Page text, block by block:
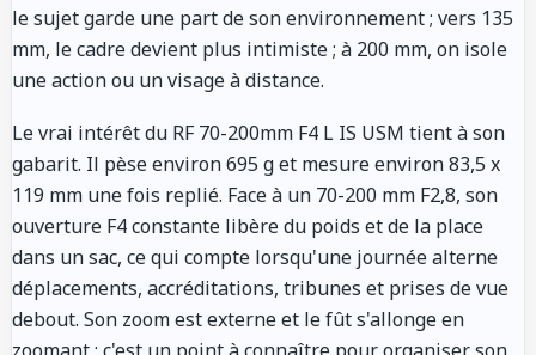
le sujet garde une part de son environnement ; vers 135
mm, le cadre devient plus intimiste ; à 200 mm, on isole
une action ou un visage à distance.
Le vrai intérêt du RF 70-200mm F4 L IS USM tient à son
gabarit. Il pèse environ 695 g et mesure environ 83,5 x
119 mm une fois replié. Face à un 70-200 mm F2,8, son
ouverture F4 constante libère du poids et de la place
dans un sac, ce qui compte lorsqu'une journée alterne
déplacements, accréditations, tribunes et prises de vue
debout. Son zoom est externe et le fût s'allonge en